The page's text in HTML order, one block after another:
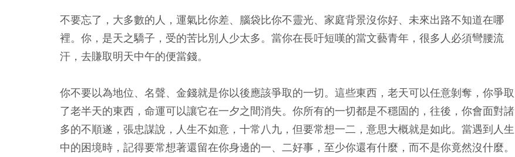
不要忘了，大多數的人，運氣比你差、腦袋比你不靈光、家庭背景沒你好、未來出路不知道在哪
裡。你，是天之驕子，受的苦比別人少太多。當你在長吁短嘆的當文藝青年，很多人必須彎腰流
汗，去賺取明天中午的便當錢。
你不要以為地位、名聲、金錢就是你以後應該爭取的一切。這些東西，老天可以任意剝奪，你爭取
了老半天的東西，命運可以讓它在一夕之間消失。你所有的一切都是不穩固的，往後，你會面對諸
多的不順遂，張忠謀說，人生不如意，十常八九，但要常想一二，意思大概就是如此。當遇到人生
中的困境時，記得要常想著還留在你身邊的一、二好事，至少你還有什麼，而不是你竟然沒什麼。